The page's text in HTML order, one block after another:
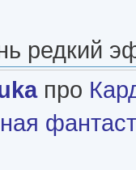
редкий
про